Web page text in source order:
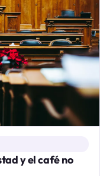
y el café no